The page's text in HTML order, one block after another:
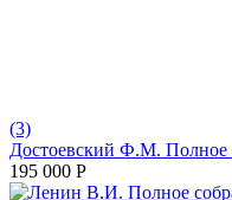
(3)
Достоевский Ф.М. Полное
195 000 Р